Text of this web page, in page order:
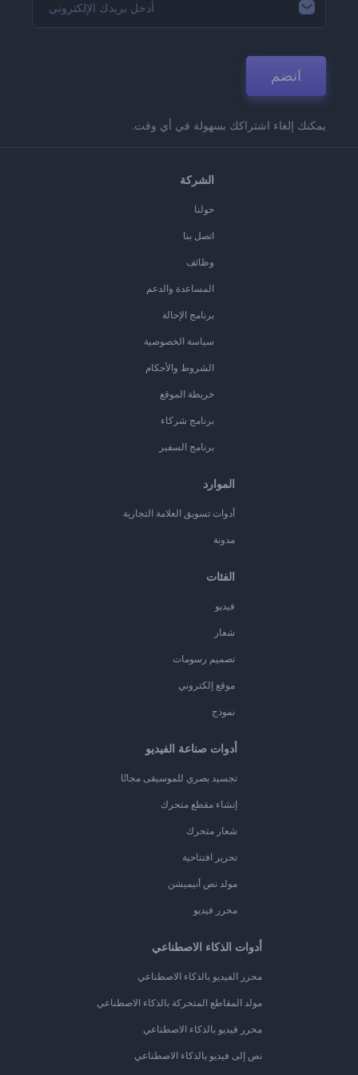
انضم
يمكنك إلغاء اشتراكك بسهولة في أي وقت.
الشركة
حولنا
اتصل بنا
وظائف
المساعدة والدعم
برنامج الإحالة
سياسة الخصوصية
الشروط والأحكام
خريطة الموقع
برنامج شركاء
برنامج السفير
الموارد
أدوات تسويق العلامة التجارية
مدونة
الفئات
فيديو
شعار
تصميم رسومات
موقع إلكتروني
نموذج
أدوات صناعة الفيديو
تجسيد بصري للموسيقى مجانًا
إنشاء مقطع متحرك
شعار متحرك
تحرير افتتاحية
مولد نص أنيميشن
محرر فيديو
أدوات الذكاء الاصطناعي
محرر الفيديو بالذكاء الاصطناعي
مولد المقاطع المتحركة بالذكاء الاصطناعي
محرر فيديو بالذكاء الاصطناعي
نص إلى فيديو بالذكاء الاصطناعي